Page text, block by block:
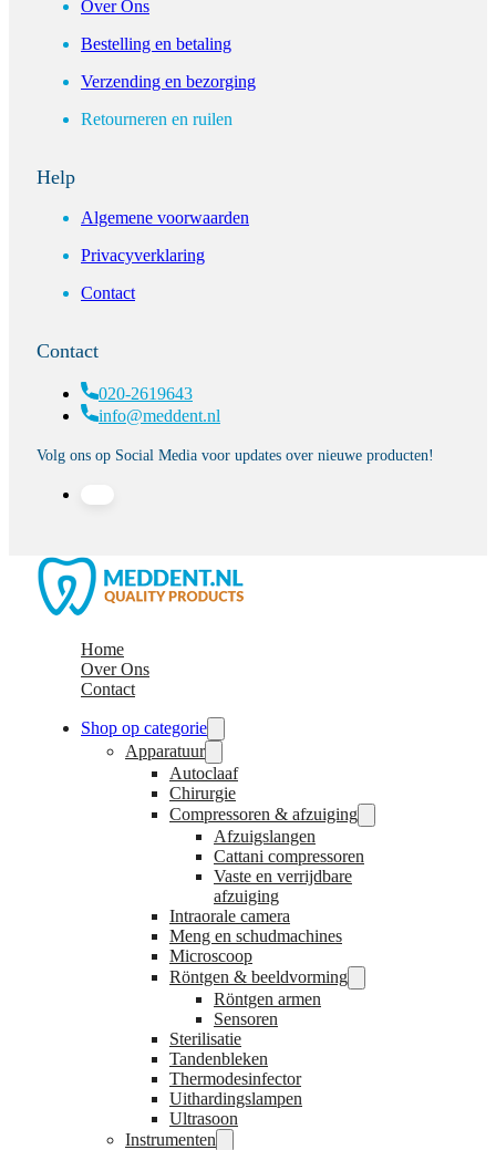
Over Ons
Bestelling en betaling
Verzending en bezorging
Retourneren en ruilen
Help
Algemene voorwaarden
Privacyverklaring
Contact
Contact
020-2619643
info@meddent.nl
Volg ons op Social Media voor updates over nieuwe producten!
Home
Over Ons
Contact
Shop op categorie
Apparatuur
Autoclaaf
Chirurgie
Compressoren & afzuiging
Afzuigslangen
Cattani compressoren
Vaste en verrijdbare
afzuiging
Intraorale camera
Meng en schudmachines
Microscoop
Röntgen & beeldvorming
Röntgen armen
Sensoren
Sterilisatie
Tandenbleken
Thermodesinfector
Uithardingslampen
Ultrasoon
Instrumenten